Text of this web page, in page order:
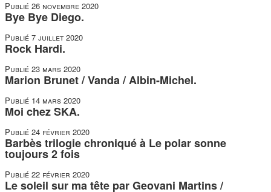
Publié 26 novembre 2020
Bye Bye Diego.
Publié 7 juillet 2020
Rock Hardi.
Publié 23 mars 2020
Marion Brunet / Vanda / Albin-Michel.
Publié 14 mars 2020
Moi chez SKA.
Publié 24 février 2020
Barbès trilogie chroniqué à Le polar sonne
toujours 2 fois
Publié 22 février 2020
Le soleil sur ma tête par Geovani Martins /